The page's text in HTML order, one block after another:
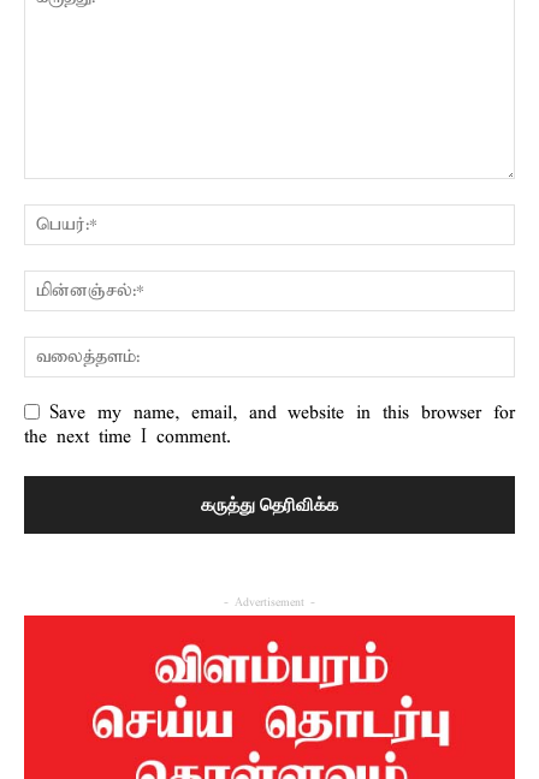
Save my name, email, and website in this browser for
the next time I comment.
- Advertisement -